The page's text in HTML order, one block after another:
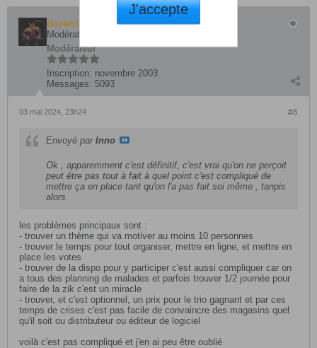
florent_83
Modérateur
Modérateur
Inscription: novembre 2003
Messages: 5093
#6
03 mai 2024, 23h24
Envoyé par Inno
Ok , apparemment c'est définitif, c'est vrai qu'on ne perçoit
peut être pas tout à fait à quel point c'est compliqué de
mettre ça en place tant qu'on l'a pas fait soi même , tanpis
alors
les problèmes principaux sont :
- trouver un thème qui va motiver au moins 10 personnes
- trouver le temps pour tout organiser, mettre en ligne, et mettre en
place les votes
- trouver de la dispo pour y participer c'est aussi compliquer car on
a tous des planning de malades et parfois trouver 1/2 journée pour
faire de la zik c'est un miracle
- trouver, et c'est optionnel, un prix pour le trio gagnant et par ces
temps de crises c'est pas facile de convaincre des magasins quel
qu'il soit ou distributeur ou éditeur de logiciel
voilà c'est pas compliqué et j'en ai peu être oublié
J'accepte